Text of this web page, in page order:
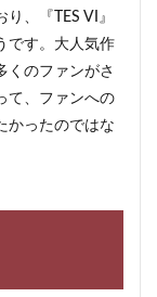
、『TES VI』
です。大人気作
くのファンがさ
て、ファンへの
かったのではな